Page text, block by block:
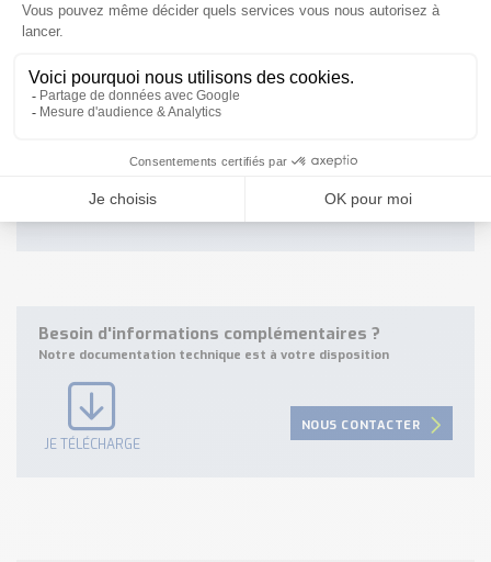
Référence: LBR-XXCSDAMHAAX, Num: 6083868
Référence: LBR-XXCSBAMHAAX, Num: 6077694
Référence: LBR-IJCFABOHAAX, Num: 6078023
Référence: LBR-XXCSABMHAKX, Num: 6081200
Référence: LBR-XXBXCCMHKKX, Num: 6077297
Référence: LBR-XXBXDCMHAKX, Num: 6081778
Référence: LBR-ARCSAA2HAAX, Num: 6080704
Référence: LBR-XXCFBBBHAAX, Num: 6075334
Référence: LBR-IHCSAA2HAAX, Num: 6078020
Besoin d'informations complémentaires ?
Notre documentation technique est à votre disposition
JE TÉLÉCHARGE
NOUS CONTACTER